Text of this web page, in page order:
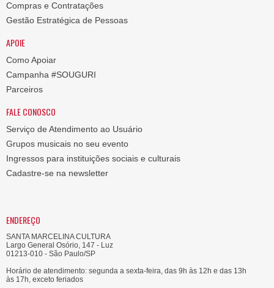
Compras e Contratações
Gestão Estratégica de Pessoas
APOIE
Como Apoiar
Campanha #SOUGURI
Parceiros
FALE CONOSCO
Serviço de Atendimento ao Usuário
Grupos musicais no seu evento
Ingressos para instituições sociais e culturais
Cadastre-se na newsletter
ENDEREÇO
SANTA MARCELINA CULTURA
Largo General Osório, 147 - Luz
01213-010 - São Paulo/SP
Horário de atendimento: segunda a sexta-feira, das 9h às 12h e das 13h
às 17h, exceto feriados